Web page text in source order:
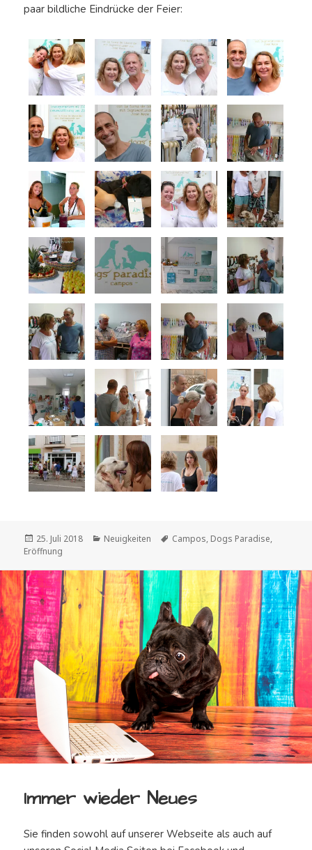
paar bildliche Eindrücke der Feier:
Veröffentlicht
am
25. Juli 2018 Kategorien
Neuigkeiten Schlagwörter
Campos, Dogs Paradise,
Eröffnung
Immer wieder Neues
Sie finden sowohl auf unserer Webseite als auch auf